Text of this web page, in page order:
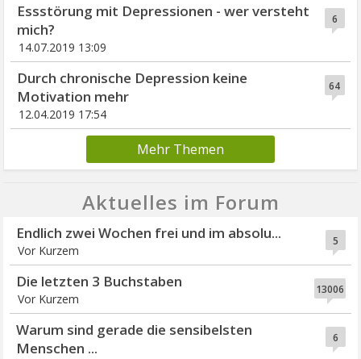
6
Essstörung mit Depressionen - wer versteht
mich?
14.07.2019 13:09
64
Durch chronische Depression keine
Motivation mehr
12.04.2019 17:54
Mehr Themen
Aktuelles im Forum
5
Endlich zwei Wochen frei und im absolu...
Vor Kurzem
13006
Die letzten 3 Buchstaben
Vor Kurzem
6
Warum sind gerade die sensibelsten
Menschen ...